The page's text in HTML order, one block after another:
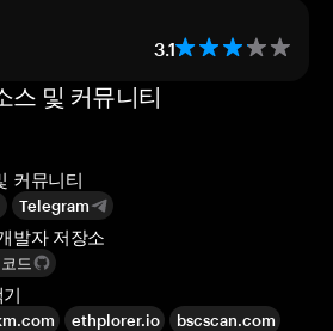
3.1
스 및 커뮤니티
커뮤니티
Telegram
발자 저장소
드
ethplorer.io
bscscan.com